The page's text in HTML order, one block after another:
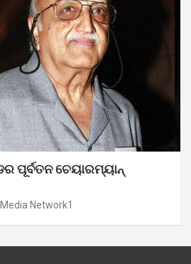
ପୂର୍ବତନ ଚେୟାରମ୍ୟାନ୍
Network1